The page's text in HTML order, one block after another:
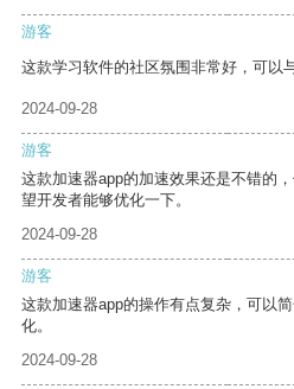
游客
这款学习软件的社区氛围非常好，可以
2024-09-28
游客
这款加速器app的加速效果还是不错的
望开发者能够优化一下。
2024-09-28
游客
这款加速器app的操作有点复杂，可以
化。
2024-09-28